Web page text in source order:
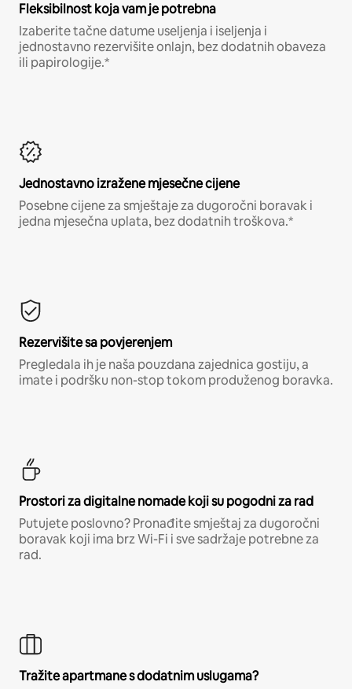
Fleksibilnost koja vam je potrebna
Izaberite tačne datume useljenja i iseljenja i
jednostavno rezervišite onlajn, bez dodatnih obaveza
ili papirologije.*
Jednostavno izražene mjesečne cijene
Posebne cijene za smještaje za dugoročni boravak i
jedna mjesečna uplata, bez dodatnih troškova.*
Rezervišite sa povjerenjem
Pregledala ih je naša pouzdana zajednica gostiju, a
imate i podršku non-stop tokom produženog boravka.
Prostori za digitalne nomade koji su pogodni za rad
Putujete poslovno? Pronađite smještaj za dugoročni
boravak koji ima brz Wi-Fi i sve sadržaje potrebne za
rad.
Tražite apartmane s dodatnim uslugama?